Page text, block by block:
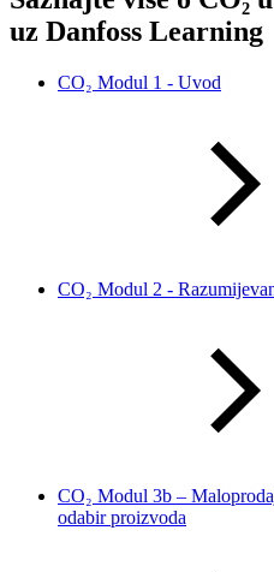
uz Danfoss Learning
CO₂ Modul 1 - Uvod
CO₂ Modul 2 -
CO₂ Modul 3b –
odabir proizvoda